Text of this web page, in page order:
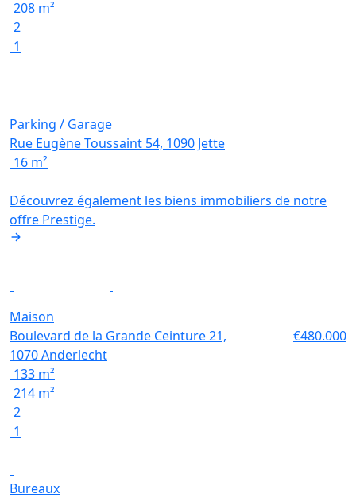
208 m²
2
1
Parking / Garage
Rue Eugène Toussaint 54, 1090 Jette
16 m²
Découvrez également les biens immobiliers de notre
offre Prestige.
Maison
Boulevard de la Grande Ceinture 21,
1070 Anderlecht
€480.000
133 m²
214 m²
2
1
Bureaux